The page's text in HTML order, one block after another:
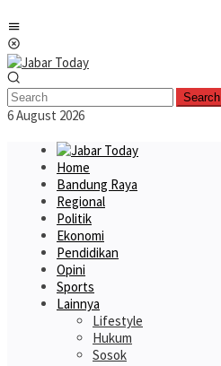
to
content
Search
6 August 2026
Home
Bandung Raya
Regional
Politik
Ekonomi
Pendidikan
Opini
Sports
Lainnya
Lifestyle
Hukum
Sosok